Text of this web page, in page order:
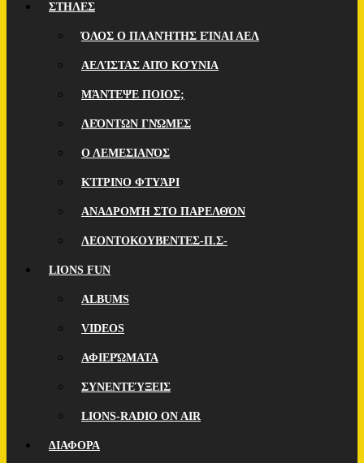
ΣΤΗΛΕΣ
ΌΛΟΣ Ο ΠΛΑΝΉΤΗΣ ΕΊΝΑΙ ΑΕΛ
ΑΕΛΊΣΤΑΣ ΑΠΌ ΚΟΎΝΙΑ
ΜΆΝΤΕΨΕ ΠΟΙOΣ;
ΛΕΌΝΤΩΝ ΓΝΏΜΕΣ
Ο ΛΕΜΕΣΙΑΝΌΣ
ΚΊΤΡΙΝΟ ΦΤΥΆΡΙ
ΑΝΑΔΡΟΜΉ ΣΤΟ ΠΑΡΕΛΘΌΝ
ΛΕΟΝΤΟΚΟΥΒΕΝΤΕΣ-Π.Σ-
LIONS FUN
ALBUMS
VIDEOS
ΑΦΙΕΡΏΜΑΤΑ
ΣΥΝΕΝΤΕΎΞΕΙΣ
LIONS-RADIO ON AIR
ΔΙΑΦΟΡΑ